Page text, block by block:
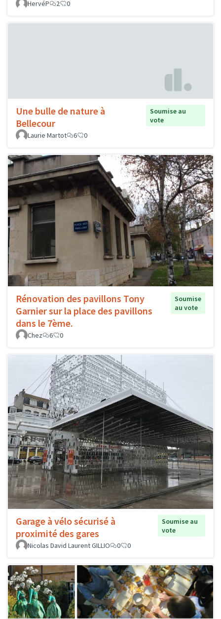
HervéP
2 0
Une bulle de nature à
Bellecour
Soumise au
vote
Laurie Martot
6 0
Rénovation des pavillons Tony
Garnier sur la place des pavillons
dans le 7ème.
Soumise
au vote
Chez 6 0
Garage à vélo sécurisé à
proximité des gares
Soumise au
vote
Nicolas David Laurent GILLIO
0 0